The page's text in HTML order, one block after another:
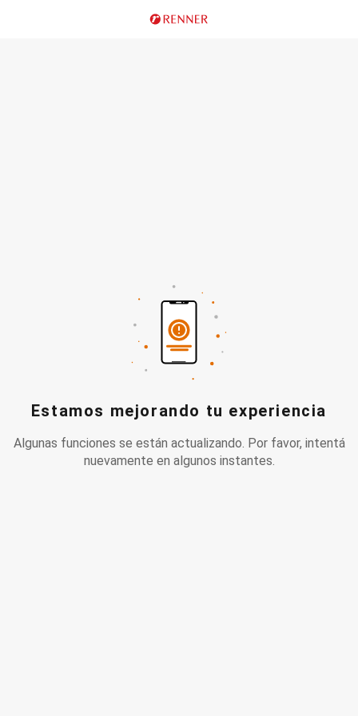
Estamos mejorando tu experiencia
Algunas funciones se están actualizando. Por favor, intentá
nuevamente en algunos instantes.